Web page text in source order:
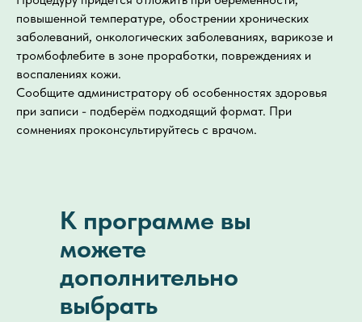
повышенной температуре, обострении хронических
заболеваний, онкологических заболеваниях, варикозе и
тромбофлебите в зоне проработки, повреждениях и
воспалениях кожи.
Сообщите администратору об особенностях здоровья
при записи - подберём подходящий формат. При
сомнениях проконсультируйтесь с врачом.
К программе вы
можете
дополнительно
выбрать